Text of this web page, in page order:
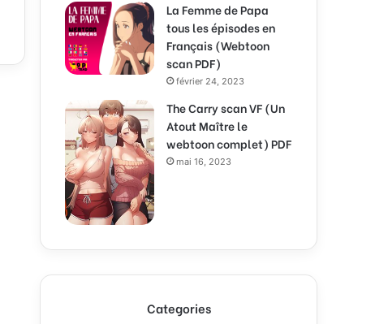
La Femme de Papa
tous les épisodes en
Français (Webtoon
scan PDF)
février 24, 2023
The Carry scan VF (Un
Atout Maître le
webtoon complet) PDF
mai 16, 2023
Categories